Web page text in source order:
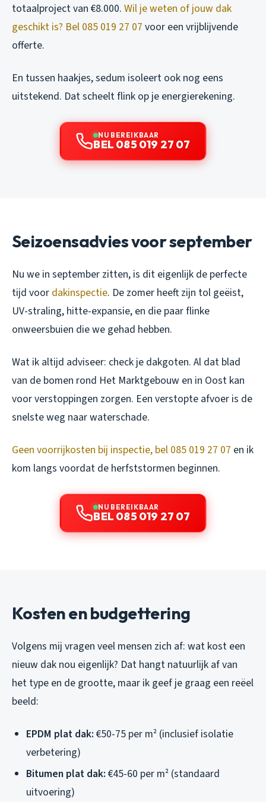
totaalproject van €8.000. Wil je weten of jouw dak
geschikt is? Bel 085 019 27 07 voor een vrijblijvende
offerte.
En tussen haakjes, sedum isoleert ook nog eens
uitstekend. Dat scheelt flink op je energierekening.
NU BEREIKBAAR
BEL 085 019 27 07
Seizoensadvies voor september
Nu we in september zitten, is dit eigenlijk de perfecte
tijd voor dakinspectie. De zomer heeft zijn tol geëist,
UV-straling, hitte-expansie, en die paar flinke
onweersbuien die we gehad hebben.
Wat ik altijd adviseer: check je dakgoten. Al dat blad
van de bomen rond Het Marktgebouw en in Oost kan
voor verstoppingen zorgen. Een verstopte afvoer is de
snelste weg naar waterschade.
Geen voorrijkosten bij inspectie, bel 085 019 27 07 en ik
kom langs voordat de herfststormen beginnen.
NU BEREIKBAAR
BEL 085 019 27 07
Kosten en budgettering
Volgens mij vragen veel mensen zich af: wat kost een
nieuw dak nou eigenlijk? Dat hangt natuurlijk af van
het type en de grootte, maar ik geef je graag een reëel
beeld:
EPDM plat dak: €50-75 per m² (inclusief isolatie
verbetering)
Bitumen plat dak: €45-60 per m² (standaard
uitvoering)